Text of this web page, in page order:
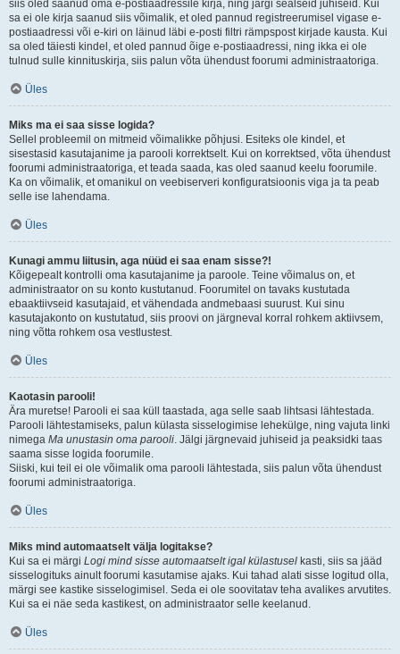
siis oled saanud oma e-postiaadressile kirja, ning järgi sealseid juhiseid. Kui
sa ei ole kirja saanud siis võimalik, et oled pannud registreerumisel vigase e-
postiaadressi või e-kiri on läinud läbi e-posti filtri rämpspost kirjade kausta. Kui
sa oled täiesti kindel, et oled pannud õige e-postiaadressi, ning ikka ei ole
tulnud sulle kinnituskirja, siis palun võta ühendust foorumi administraatoriga.
Üles
Miks ma ei saa sisse logida?
Sellel probleemil on mitmeid võimalikke põhjusi. Esiteks ole kindel, et
sisestasid kasutajanime ja parooli korrektselt. Kui on korrektsed, võta ühendust
foorumi administraatoriga, et teada saada, kas oled saanud keelu foorumile.
Ka on võimalik, et omanikul on veebiserveri konfiguratsioonis viga ja ta peab
selle ise lahendama.
Üles
Kunagi ammu liitusin, aga nüüd ei saa enam sisse?!
Kõigepealt kontrolli oma kasutajanime ja paroole. Teine võimalus on, et
administraator on su konto kustutanud. Foorumitel on tavaks kustutada
ebaaktiivseid kasutajaid, et vähendada andmebaasi suurust. Kui sinu
kasutajakonto on kustutatud, siis proovi on järgneval korral rohkem aktiivsem,
ning võtta rohkem osa vestlustest.
Üles
Kaotasin parooli!
Ära muretse! Parooli ei saa küll taastada, aga selle saab lihtsasi lähtestada.
Parooli lähtestamiseks, palun külasta sisselogimise lehekülge, ning vajuta linki
nimega Ma unustasin oma parooli. Jälgi järgnevaid juhiseid ja peaksidki taas
saama sisse logida foorumile.
Siiski, kui teil ei ole võimalik oma parooli lähtestada, siis palun võta ühendust
foorumi administraatoriga.
Üles
Miks mind automaatselt välja logitakse?
Kui sa ei märgi Logi mind sisse automaatselt igal külastusel kasti, siis sa jääd
sisselogituks ainult foorumi kasutamise ajaks. Kui tahad alati sisse logitud olla,
märgi see kastike sisselogimisel. Seda ei ole soovitatav teha avalikes arvutites.
Kui sa ei näe seda kastikest, on administraator selle keelanud.
Üles